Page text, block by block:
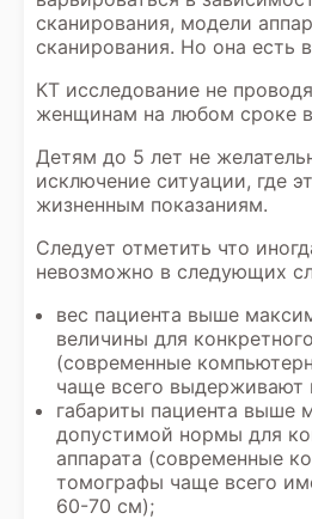
сканирования, модели
сканирования. Но она есть
КТ исследование не
женщинам на любом сроке
Детям до 5 лет не
исключение ситуации, где
жизненным показаниям.
Следует отметить что
невозможно в следующих
вес пациента выше
величины для
(современные
чаще всего выдерживают
габариты пациента выше
допустимой нормы для
аппарата (современные
томографы чаще всего
60-70 см);